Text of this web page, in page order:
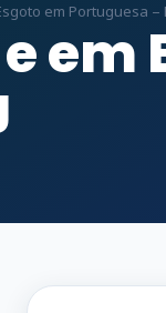
em Portuguesa –
em